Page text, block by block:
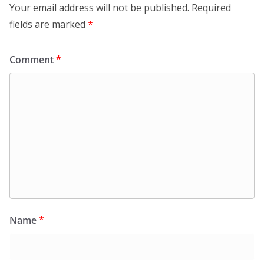
Your email address will not be published. Required
fields are marked *
Comment*
Name*